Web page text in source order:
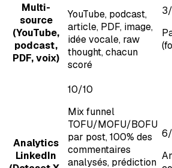
Multi-
source
(YouTube,
podcast,
PDF, voix)
YouTube, podcast,
article, PDF, image,
idée vocale, raw
thought, chacun
scoré
3
Analytics
LinkedIn
10/10
Mix funnel
TOFU/MOFU/BOFU
par post, 100% des
commentaires
analysés, prédiction
6